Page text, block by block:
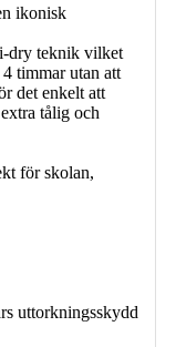
ikonisk
dry teknik vilket
timmar utan att
det enkelt att
tålig och
för skolan,
uttorkningsskydd